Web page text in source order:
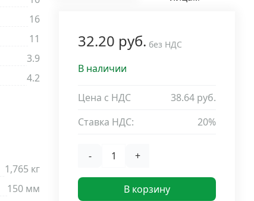
16
11
3.9
4.2
1,765 кг
150 мм
32.20 руб. без НДС
В наличии
Цена с НДС
38.64 руб.
Ставка НДС:
20%
- +
В корзину